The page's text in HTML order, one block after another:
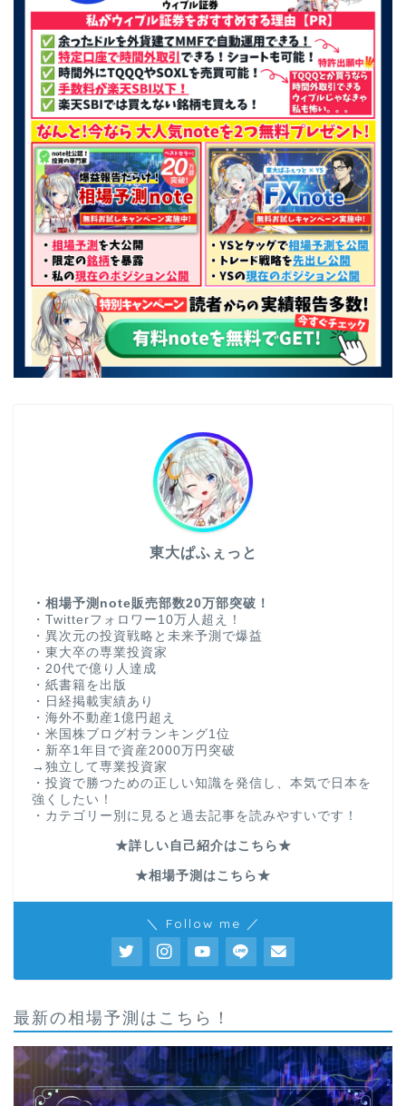
東大ぱふぇっと
・相場予測note販売部数20万部突破！
・Twitterフォロワー10万人超え！
・異次元の投資戦略と未来予測で爆益
・東大卒の専業投資家
・20代で億り人達成
・紙書籍を出版
・日経掲載実績あり
・海外不動産1億円超え
・米国株ブログ村ランキング1位
・新卒1年目で資産2000万円突破
→独立して専業投資家
・投資で勝つための正しい知識を発信し、本気で日本を
強くしたい！
・カテゴリー別に見ると過去記事を読みやすいです！
★詳しい自己紹介はこちら★
★相場予測はこちら★
＼ Follow me ／
最新の相場予測はこちら！